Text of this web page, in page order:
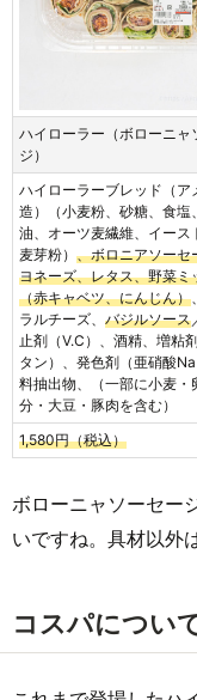
ハイローラー（ボローニャ
ジ）
ハイローラーブレッド（ア
造）（小麦粉、砂糖、食塩
油、オーツ麦繊維、イース
麦芽粉） 、ボロニアソーセ
ヨネーズ、レタス、野菜ミ
（赤キャベツ、にんじん）
ラルチーズ、 バジルソース
止剤（V.C）、酒精、増粘
タン）、発色剤（亜硝酸
料抽出物、（一部に小麦・
分・大豆・豚肉を含む）
1,580円（税込）
ボローニャソーセー
いですね。具材以外
コスパについ